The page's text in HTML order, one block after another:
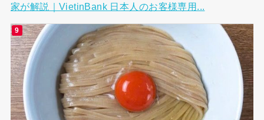
家が解説｜VietinBank 日本人のお客様専用...